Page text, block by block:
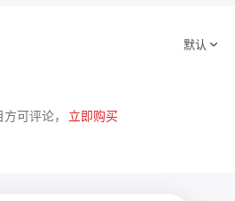
可评论， 立即购买